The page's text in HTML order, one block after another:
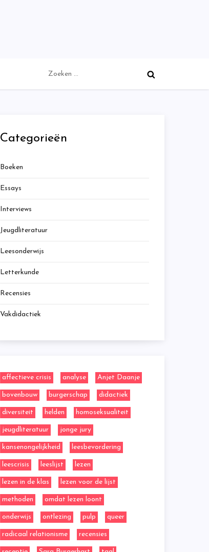
naar:
Categorieën
Boeken
Essays
Interviews
Jeugdliteratuur
Leesonderwijs
Letterkunde
Recensies
Vakdidactiek
affectieve crisis analyse Anjet Daanje
bovenbouw burgerschap didactiek
diversiteit helden homoseksualiteit
jeugdliteratuur jonge jury
kansenongelijkheid leesbevordering
leescrisis leeslijst lezen
lezen in de klas lezen voor de lijst
methoden omdat lezen loont
onderwijs ontlezing pulp queer
radicaal relationisme recensies